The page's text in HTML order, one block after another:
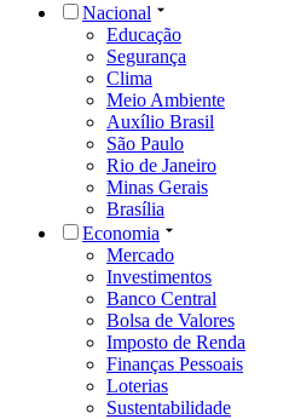
Nacional
Educação
Segurança
Clima
Meio Ambiente
Auxílio Brasil
São Paulo
Rio de Janeiro
Minas Gerais
Brasília
Economia
Mercado
Investimentos
Banco Central
Bolsa de Valores
Imposto de Renda
Finanças Pessoais
Loterias
Sustentabilidade